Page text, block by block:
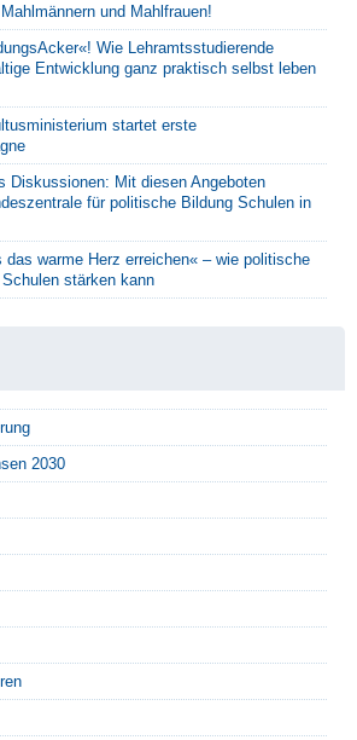
und Mahlfrauen!
Wie Lehramtsstudierende
Entwicklung ganz praktisch selbst leben
startet erste
Diskussionen: Mit diesen Angeboten
für politische Bildung Schulen in
das warme Herz erreichen« – wie politische
stärken kann
2030